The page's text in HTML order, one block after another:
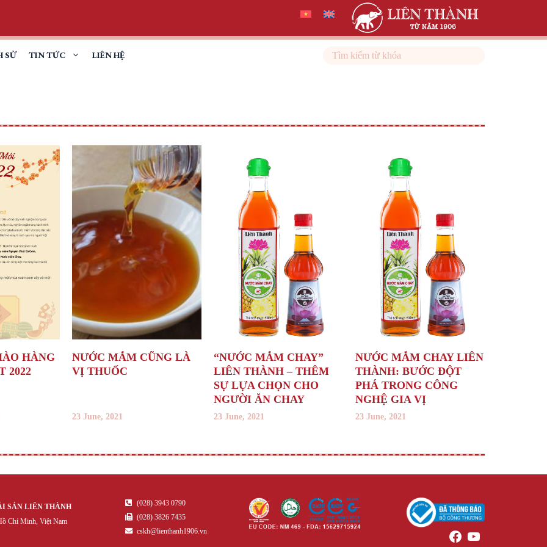
SỬ TIN TỨC LIÊN HỆ Search
HÀNG
2022
NƯỚC MẮM CŨNG LÀ
VỊ THUỐC
23 June, 2021
“NƯỚC MẮM CHAY”
LIÊN THÀNH – THÊM
SỰ LỰA CHỌN CHO
NGƯỜI ĂN CHAY
23 June, 2021
NƯỚC MẮM CHAY LIÊN
THÀNH: BƯỚC ĐỘT
PHÁ TRONG CÔNG
NGHỆ GIA VỊ
23 June, 2021
SẢN LIÊN THÀNH
Chí Minh, Việt Nam
(028) 3943 0790
(028) 3826 7435
cskh@lienthanh1906.vn
Facebook
YouTube